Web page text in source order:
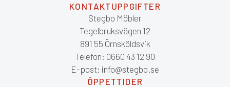
KONTAKTUPPGIFTER
Stegbo Möbler
Tegelbruksvägen 12
891 55 Örnsköldsvik
Telefon: 0660 43 12 90
E-post: info@stegbo.se
ÖPPETTIDER